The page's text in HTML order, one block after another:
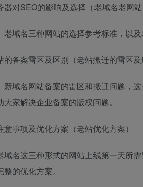
对SEO的影响及选择（老域名老网站
域名三种网站的选择参考标准，以
备案雷区及区别（老站搬迁的雷区及
新域名网站备案的雷区和搬迁问题，
家解决企业备案的版权问题。
事项及优化方案（老站优化方案）
域名这三种形式的网站上线第一天所
的优化方案。